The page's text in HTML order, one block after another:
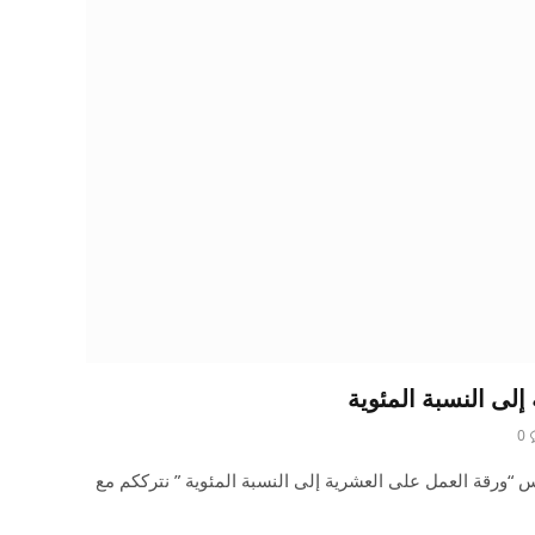
النسبة المئوية
0
“ورقة العمل على العشرية إلى النسبة المئوية ” نترككم مع